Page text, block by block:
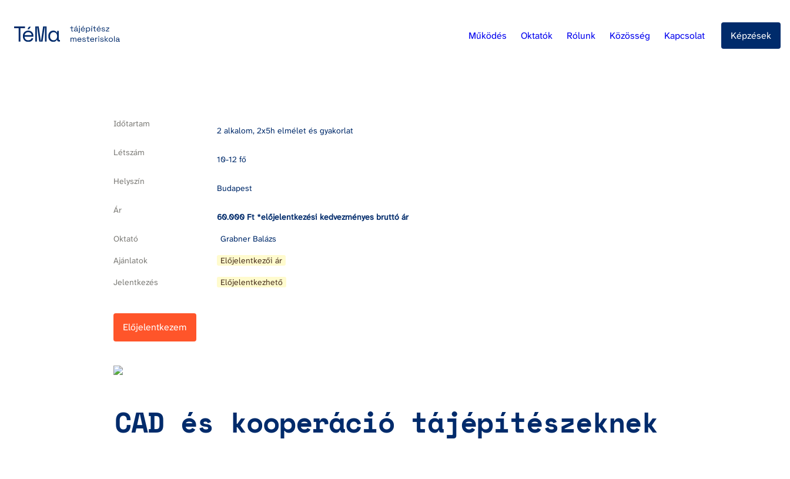
Működés Oktatók Rólunk Közösség Kapcsolat Képzések
Időtartam
2 alkalom, 2x5h elmélet és gyakorlat
Létszám
10-12 fő
Helyszín
Budapest
Ár
60.000 Ft *előjelentkezési kedvezményes bruttó ár
Oktató Grabner Balázs
Ajánlatok Előjelentkezői ár
Jelentkezés Előjelentkezhető
Előjelentkezem
CAD és kooperáció tájépítészeknek